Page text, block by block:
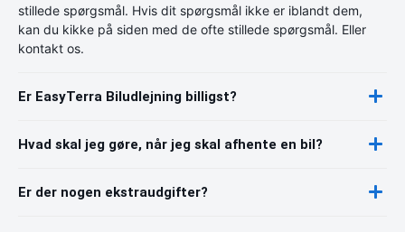
stillede spørgsmål. Hvis dit spørgsmål ikke er iblandt dem,
kan du kikke på siden med de ofte stillede spørgsmål. Eller
kontakt os.
Er EasyTerra Biludlejning billigst?
Hvad skal jeg gøre, når jeg skal afhente en bil?
Er der nogen ekstraudgifter?